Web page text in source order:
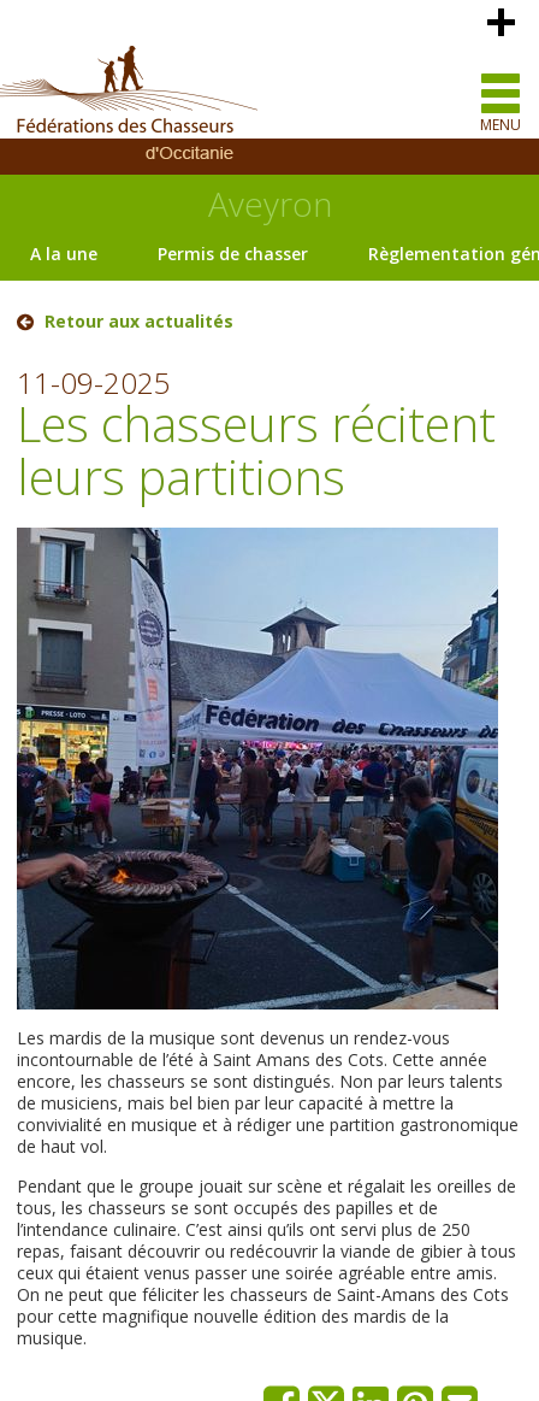
MENU
Aveyron
A la une Permis de chasser Règlementation
Retour aux actualités
11-09-2025
Les chasseurs récitent
leurs partitions
Les mardis de la musique sont devenus un rendez-vous
incontournable de l’été à Saint Amans des Cots. Cette année
encore, les chasseurs se sont distingués. Non par leurs talents
de musiciens, mais bel bien par leur capacité à mettre la
convivialité en musique et à rédiger une partition gastronomique
de haut vol.
Pendant que le groupe jouait sur scène et régalait les oreilles de
tous, les chasseurs se sont occupés des papilles et de
l’intendance culinaire. C’est ainsi qu’ils ont servi plus de 250
repas, faisant découvrir ou redécouvrir la viande de gibier à tous
ceux qui étaient venus passer une soirée agréable entre amis.
On ne peut que féliciter les chasseurs de Saint-Amans des Cots
pour cette magnifique nouvelle édition des mardis de la
musique.